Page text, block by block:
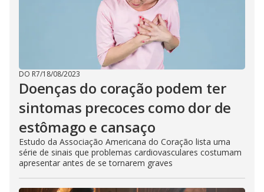
DO R7/18/08/2023
Doenças do coração podem ter
sintomas precoces como dor de
estômago e cansaço
Estudo da Associação Americana do Coração lista uma
série de sinais que problemas cardiovasculares costumam
apresentar antes de se tornarem graves